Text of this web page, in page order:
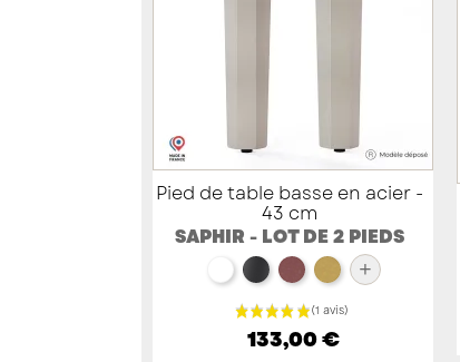
Pied de table basse en acier -
43 cm
SAPHIR - LOT DE 2 PIEDS
blancnoir red brown métallisé
doré
+
133,00 €